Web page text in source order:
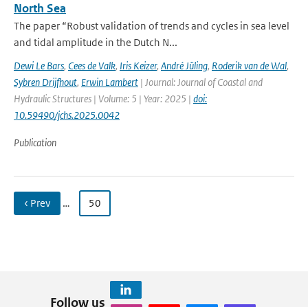
North Sea
The paper “Robust validation of trends and cycles in sea level
and tidal amplitude in the Dutch N...
Dewi Le Bars, Cees de Valk, Iris Keizer, André Jüling, Roderik van de Wal,
Sybren Drijfhout, Erwin Lambert | Journal: Journal of Coastal and
Hydraulic Structures | Volume: 5 | Year: 2025 | doi:
10.59490/jchs.2025.0042
Publication
‹ Prev … 50
Follow us